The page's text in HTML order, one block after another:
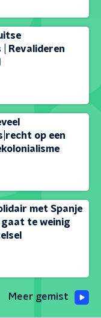
Revalideren
op een
met Spanje
gaat te weinig
Meer gemist